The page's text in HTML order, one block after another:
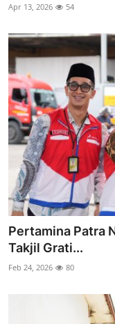
Apr 13, 2026 54
Pertamina Patra
Takjil Grati...
Feb 24, 2026 80